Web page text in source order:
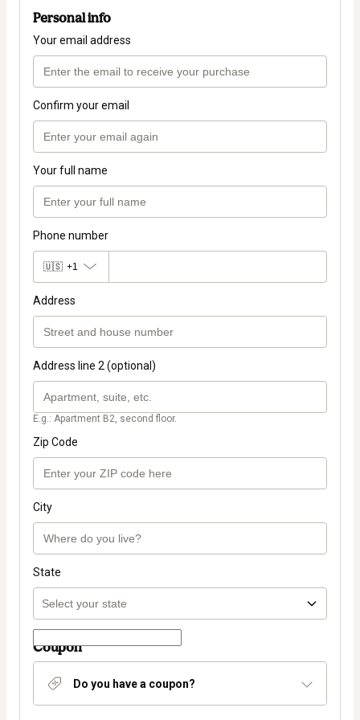
Personal info
Your email address
Confirm your email
Your full name
Phone number
🇺🇸 +1
Address
Address line 2 (optional)
E.g.: Apartment B2, second floor.
Zip Code
City
State
Coupon
Do you have a coupon?